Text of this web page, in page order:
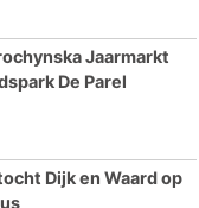
Jaarmarkt
De Parel
Dijk en Waard op